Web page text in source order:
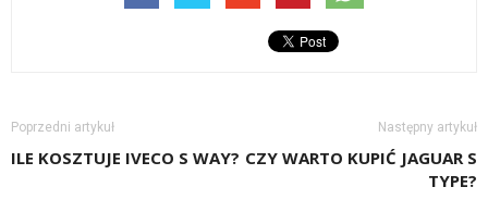
Poprzedni artykuł
ILE KOSZTUJE IVECO S WAY?
Następny artykuł
CZY WARTO KUPIĆ JAGUAR S
TYPE?